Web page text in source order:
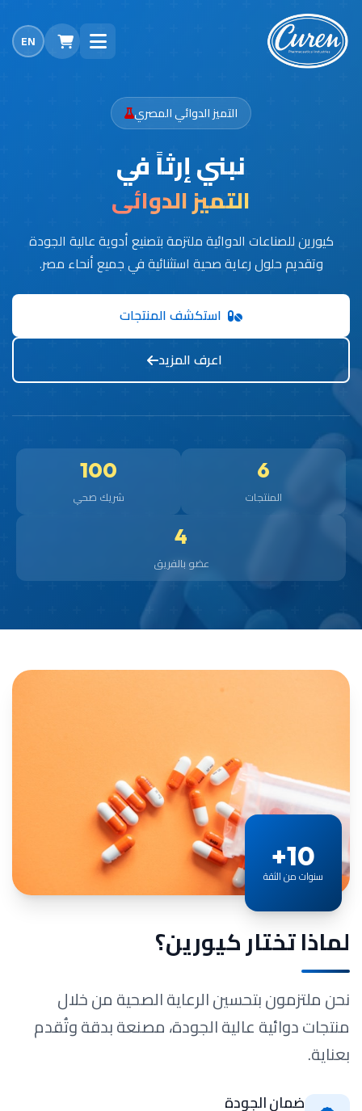
EN
التميز الدوائي المصري
نبني إرثاً في
التميز الدوائي
كيورين للصناعات الدوائية ملتزمة بتصنيع أدوية عالية الجودة
وتقديم حلول رعاية صحية استثنائية في جميع أنحاء مصر.
استكشف المنتجات
اعرف المزيد
6
المنتجات
100
شريك صحي
4
عضو بالفريق
10+
سنوات من الثقة
لماذا تختار كيورين؟
نحن ملتزمون بتحسين الرعاية الصحية من خلال
منتجات دوائية عالية الجودة، مصنعة بدقة وتُقدم
بعناية.
ضمان الجودة